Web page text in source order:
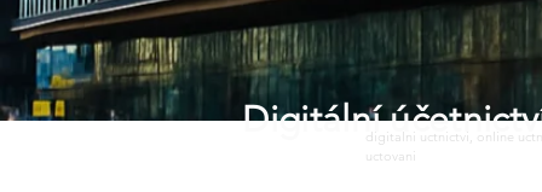
Digitálnídigitalni uctnictvi, online
uctovani